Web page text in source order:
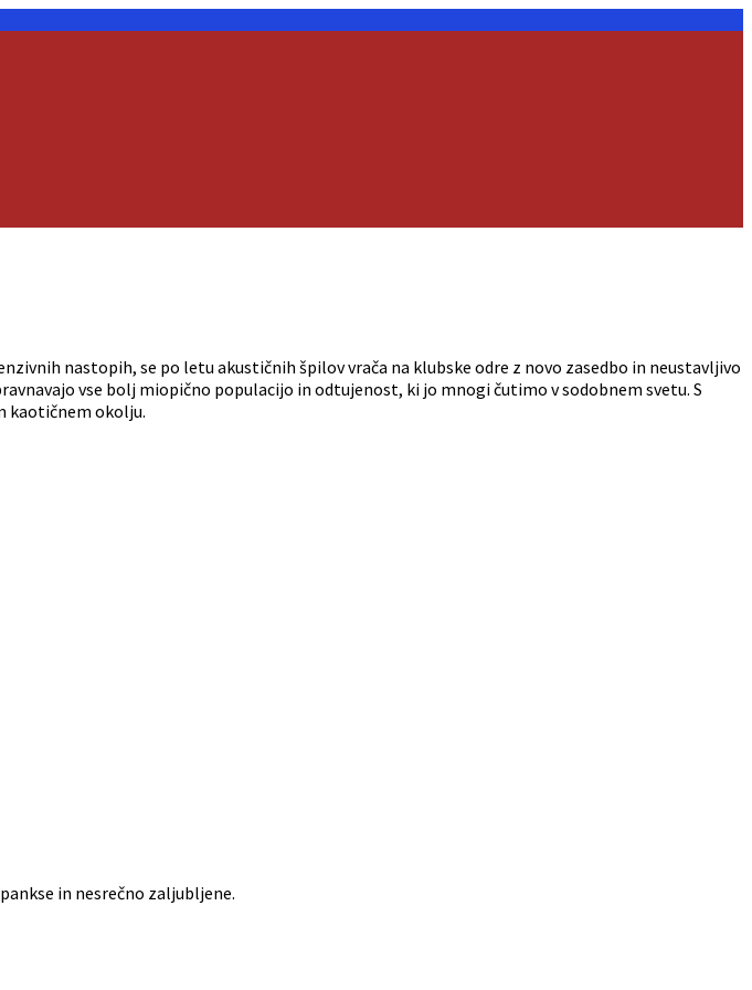
nastopih, se po letu akustičnih špilov vrača na klubske odre z novo zasedbo in neustavljivo
vse bolj miopično populacijo in odtujenost, ki jo mnogi čutimo v sodobnem svetu. S
kaotičnem okolju.
in nesrečno zaljubljene.